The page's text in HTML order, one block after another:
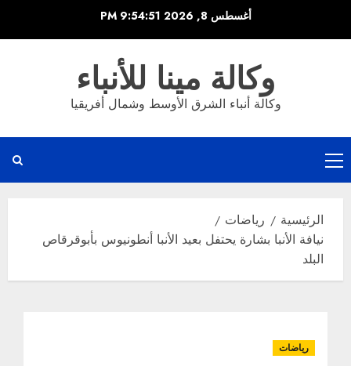
أغسطس 8, 2026 9:54:51 PM
وكالة مينا للأنباء
وكالة أنباء الشرق الأوسط وشمال أفريقيا
القائمة
الرئيسية
الرئيسية
رياضات
نيافة الأنبا بشارة يحتفل بعيد الأنبا أنطونيوس بأبوقرقاص
البلد
رياضات